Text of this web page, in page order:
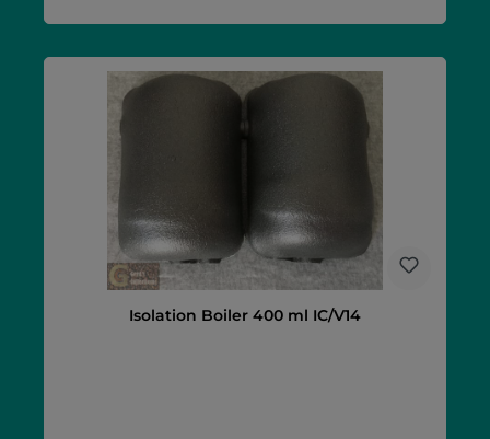
Isolation Boiler 400 ml IC/V14